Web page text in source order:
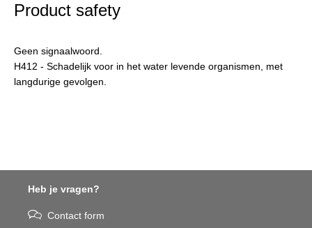
Product safety
Geen signaalwoord.
H412 - Schadelijk voor in het water levende organismen, met
langdurige gevolgen.
Heb je vragen?
Contact form